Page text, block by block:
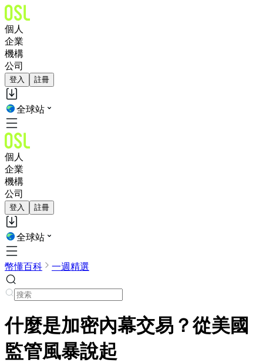
個人
企業
機構
公司
登入 註冊
全球站
個人
企業
機構
公司
登入 註冊
全球站
幣懂百科 一週精選
什麼是加密內幕交易？從美國
監管風暴說起